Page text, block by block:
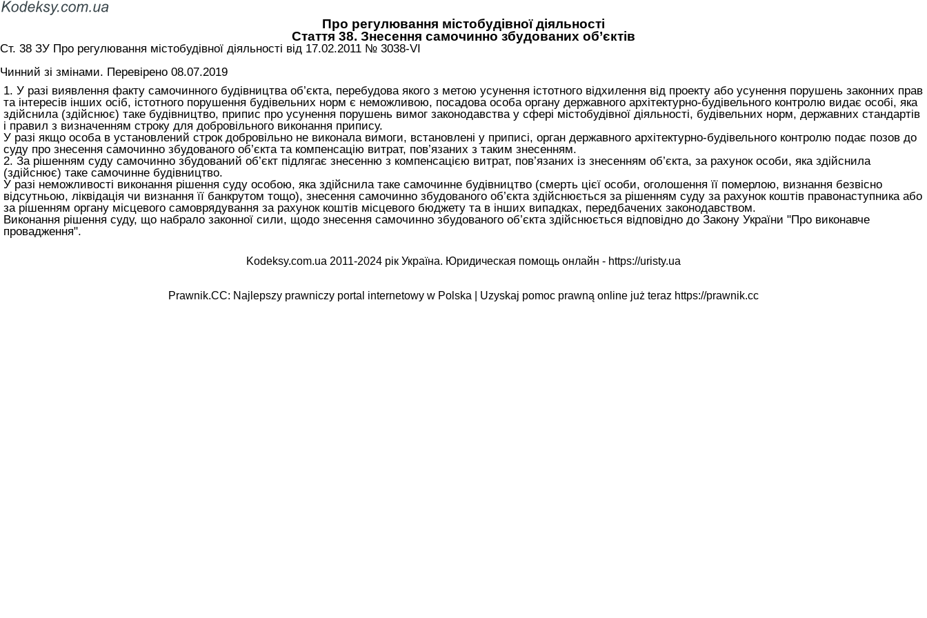
Про регулювання містобудівної діяльності
Стаття 38. Знесення самочинно збудованих об’єктів
Ст. 38 ЗУ Про регулювання містобудівної діяльності вiд 17.02.2011 № 3038-VI
Чинний зі змінами. Перевірено 08.07.2019
1. У разі виявлення факту самочинного будівництва об’єкта, перебудова якого з метою усунення істотного відхилення від проекту або усунення порушень законних прав
та інтересів інших осіб, істотного порушення будівельних норм є неможливою, посадова особа органу державного архітектурно-будівельного контролю видає особі, яка
здійснила (здійснює) таке будівництво, припис про усунення порушень вимог законодавства у сфері містобудівної діяльності, будівельних норм, державних стандартів
і правил з визначенням строку для добровільного виконання припису.
У разі якщо особа в установлений строк добровільно не виконала вимоги, встановлені у приписі, орган державного архітектурно-будівельного контролю подає позов до
суду про знесення самочинно збудованого об’єкта та компенсацію витрат, пов’язаних з таким знесенням.
2. За рішенням суду самочинно збудований об’єкт підлягає знесенню з компенсацією витрат, пов’язаних із знесенням об’єкта, за рахунок особи, яка здійснила
(здійснює) таке самочинне будівництво.
У разі неможливості виконання рішення суду особою, яка здійснила таке самочинне будівництво (смерть цієї особи, оголошення її померлою, визнання безвісно
відсутньою, ліквідація чи визнання її банкрутом тощо), знесення самочинно збудованого об’єкта здійснюється за рішенням суду за рахунок коштів правонаступника або
за рішенням органу місцевого самоврядування за рахунок коштів місцевого бюджету та в інших випадках, передбачених законодавством.
Виконання рішення суду, що набрало законної сили, щодо знесення самочинно збудованого об’єкта здійснюється відповідно до Закону України "Про виконавче
провадження".
Kodeksy.com.ua 2011-2024 рік Україна. Юридическая помощь онлайн - https://uristy.ua
Prawnik.CC: Najlepszy prawniczy portal internetowy w Polska | Uzyskaj pomoc prawną online już teraz https://prawnik.cc